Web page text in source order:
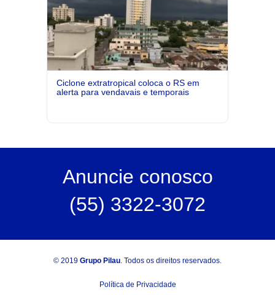
Ciclone extratropical coloca o RS em
alerta para vendavais e temporais
Anuncie conosco
(55) 3322-3072
© 2019 Grupo Pilau . Todos os direitos reservados.
Política de Privacidade